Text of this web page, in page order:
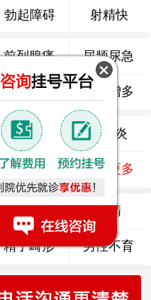
勃起障碍 射精快
前列腺痛 尿频尿急
排尿不畅 夜尿增多
睾丸炎 尿道炎
泌尿感染 了解更多
少精 弱精
精子畸形 男性不育